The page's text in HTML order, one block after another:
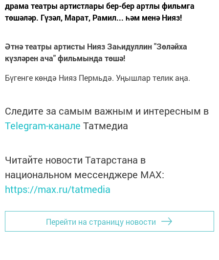
драма театры артистлары бер-бер артлы фильмга
төшәләр. Гүзәл, Марат, Рамил... һәм менә Нияз!
Әтнә театры артисты Нияз Заһидуллин "Зөләйха
күзләрен ача" фильмында төшә!
Бүгенге көндә Нияз Пермьдә. Уңышлар телик аңа.
Следите за самым важным и интересным в
Telegram-канале Татмедиа
Читайте новости Татарстана в
национальном мессенджере MАХ:
https://max.ru/tatmedia
Перейти на страницу новости